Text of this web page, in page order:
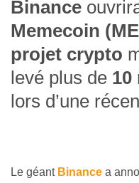
Binance
Memecoin
projet crypto
levé plus de 10
lors d’une
Le géant Binance a